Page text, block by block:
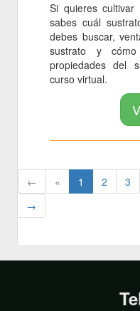
Si quieres
sabes cuál
debes buscar,
sustrato y
propiedades del
curso virtual.
← « 1 2 3
→